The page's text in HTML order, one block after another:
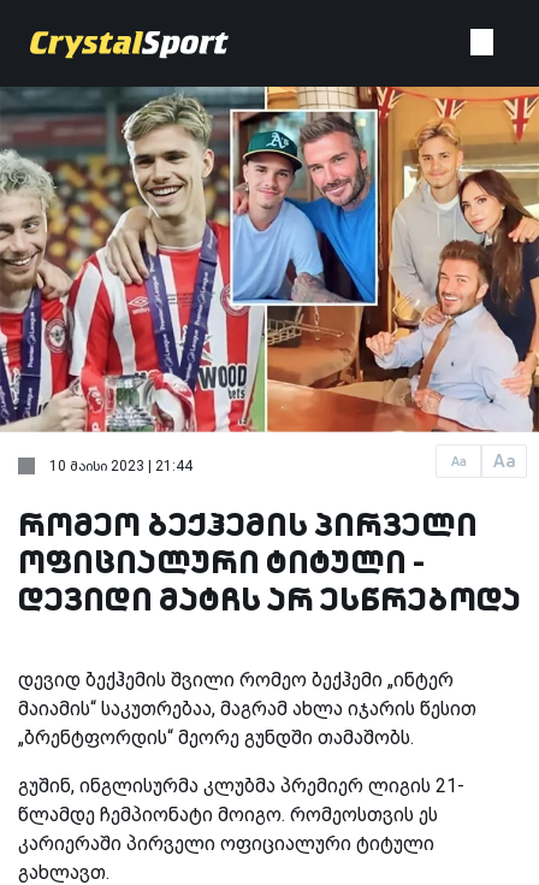
Aa Aa
10 მაისი 2023 | 21:44
რომეო ბექჰემის პირველი
ოფიციალური ტიტული -
დევიდი მატჩს არ ესწრებოდა
დევიდ ბექჰემის შვილი რომეო ბექჰემი „ინტერ
მაიამის“ საკუთრებაა, მაგრამ ახლა იჯარის წესით
„ბრენტფორდის“ მეორე გუნდში თამაშობს.
გუშინ, ინგლისურმა კლუბმა პრემიერ ლიგის 21-
წლამდე ჩემპიონატი მოიგო. რომეოსთვის ეს
კარიერაში პირველი ოფიციალური ტიტული
გახლავთ.